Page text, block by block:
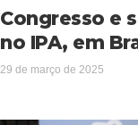
Congresso e
no IPA, em
29 de março de 2025